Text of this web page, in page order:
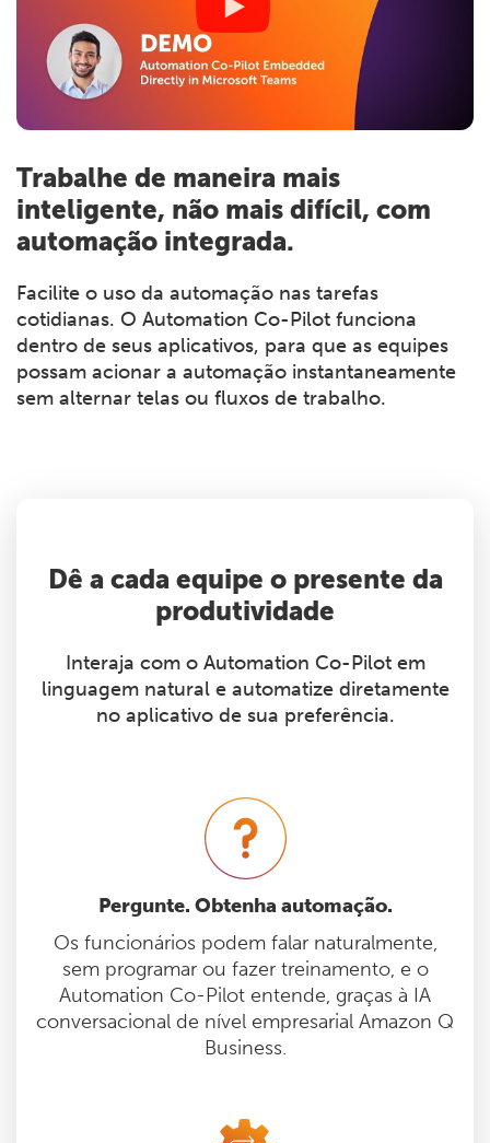
Trabalhe de maneira mais
inteligente, não mais difícil, com
automação integrada.
Facilite o uso da automação nas tarefas
cotidianas. O Automation Co-Pilot funciona
dentro de seus aplicativos, para que as equipes
possam acionar a automação instantaneamente
sem alternar telas ou fluxos de trabalho.
Dê a cada equipe o presente da
produtividade
Interaja com o Automation Co-Pilot em
linguagem natural e automatize diretamente
no aplicativo de sua preferência.
Pergunte. Obtenha automação.
Os funcionários podem falar naturalmente,
sem programar ou fazer treinamento, e o
Automation Co-Pilot entende, graças à IA
conversacional de nível empresarial Amazon Q
Business.